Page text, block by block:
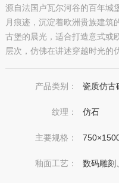
源自法国卢瓦尔河谷的百年城
月痕迹，沉淀着欧洲贵族建筑
古堡的晨光，适合打造意式或
层次，仿佛在讲述穿越时光的
产品类别： 瓷质仿古
纹理： 仿石
主要规格：
釉面工艺： 数码雕刻